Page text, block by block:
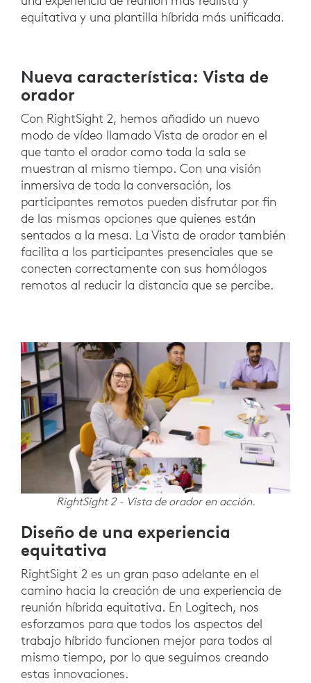
equitativa y una plantilla híbrida más unificada.
Nueva característica: Vista de
orador
Con RightSight 2, hemos añadido un nuevo
modo de vídeo llamado Vista de orador en el
que tanto el orador como toda la sala se
muestran al mismo tiempo. Con una visión
inmersiva de toda la conversación, los
participantes remotos pueden disfrutar por fin
de las mismas opciones que quienes están
sentados a la mesa. La Vista de orador también
facilita a los participantes presenciales que se
conecten correctamente con sus homólogos
remotos al reducir la distancia que se percibe.
RightSight 2 - Vista de orador en acción.
Diseño de una experiencia
equitativa
RightSight 2 es un gran paso adelante en el
camino hacia la creación de una experiencia de
reunión híbrida equitativa. En Logitech, nos
esforzamos para que todos los aspectos del
trabajo híbrido funcionen mejor para todos al
mismo tiempo, por lo que seguimos creando
estas innovaciones.